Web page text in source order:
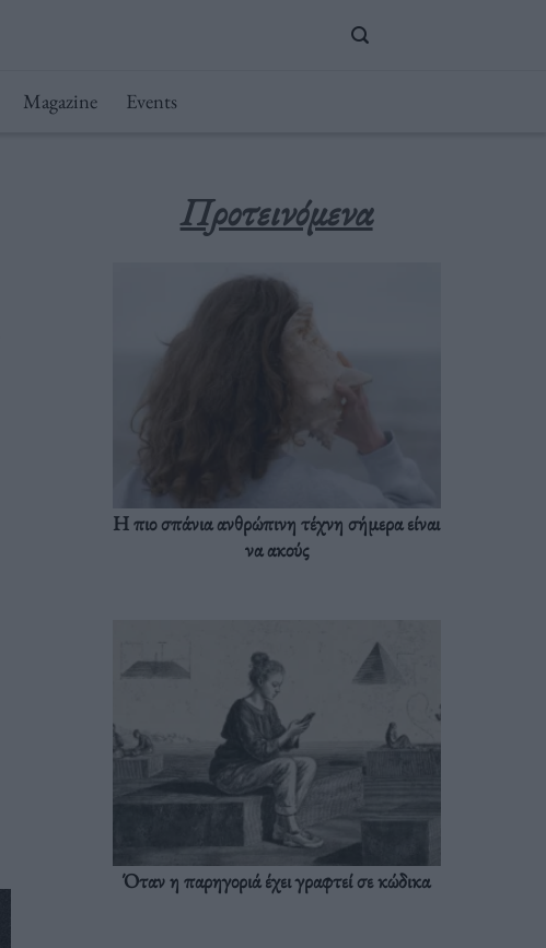
Magazine Events
Προτεινόμενα
Η πιο σπάνια ανθρώπινη τέχνη σήμερα είναι
να ακούς
Όταν η παρηγοριά έχει γραφτεί σε κώδικα